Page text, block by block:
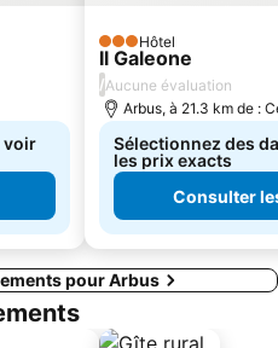
voir
3 Étoiles
Hôtel
Il Galeone
/Aucune évaluation
Arbus, à 21.3 km de :
Sélectionnez des
les prix exacts
Consulter
pour Arbus